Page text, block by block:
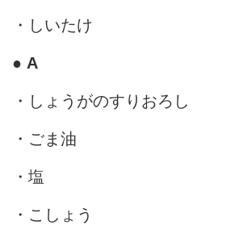
・しいたけ
● A
・しょうがのすりおろし
・ごま油
・塩
・こしょう